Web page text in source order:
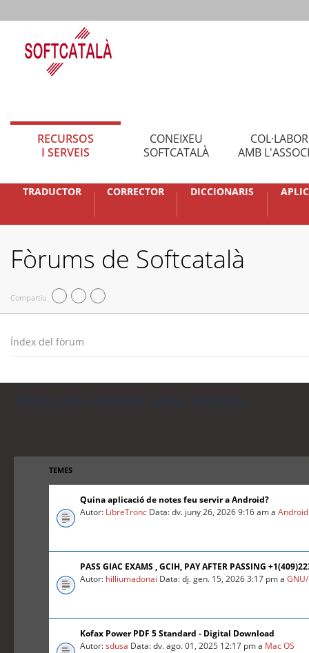
RECURSOS
I SERVEIS
CONEIXEU
SOFTCATALÀ
AMB
TRADUCTOR CORRECTOR DICCIONARIS
Fòrums de Softcatalà
Compartiu
Índex del fòrum
TEMES
Quina aplicació de notes feu servir a Android?
Autor: LibreTronc Data: dv. juny 26, 2026 9:16 am aAndroid
PASS GIAC EXAMS , GCIH, PAY AFTER PASSING
Autor: hilliumadonai Data: dj. gen. 15, 2026 3:17 pm a
Kofax Power PDF 5 Standard - Digital Download
Autor:sdusa Data: dv. ago. 01, 2025 12:17 pm a Mac OS